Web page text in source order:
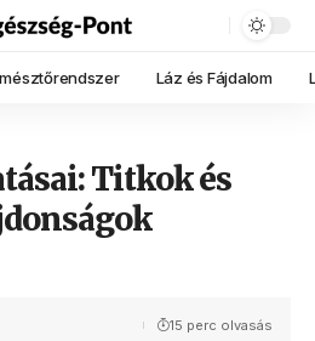
Láz és Fájdalom
Titkok és
15 perc olvasás